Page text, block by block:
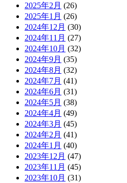
2025年2月 (26)
2025年1月 (26)
2024年12月 (30)
2024年11月 (27)
2024年10月 (32)
2024年9月 (35)
2024年8月 (32)
2024年7月 (41)
2024年6月 (31)
2024年5月 (38)
2024年4月 (49)
2024年3月 (45)
2024年2月 (41)
2024年1月 (40)
2023年12月 (47)
2023年11月 (45)
2023年10月 (31)